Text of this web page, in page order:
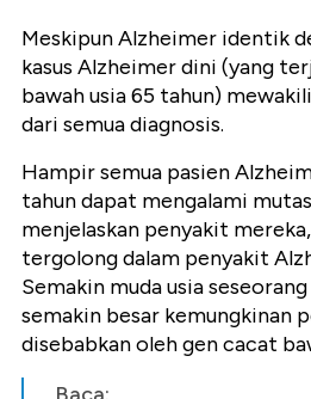
Meskipun Alzheimer identik
kasus Alzheimer dini (yang
bawah usia 65 tahun)
dari semua diagnosis.
Hampir semua pasien
tahun dapat mengalami
menjelaskan penyakit
tergolong dalam penyakit
Semakin muda usia
semakin besar kemungkinan
disebabkan oleh gen cacat